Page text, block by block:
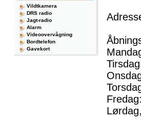
Vildtkamera
DRS radio
Jagt-radio
Alarm
Videoovervågning
Bordtelefon
Gavekort